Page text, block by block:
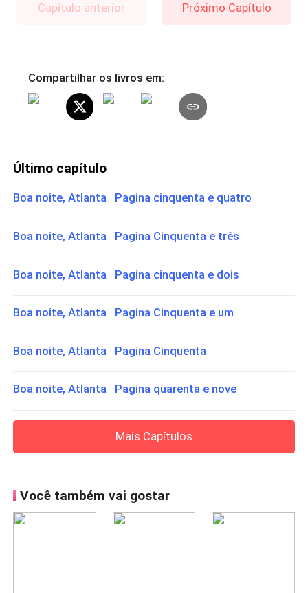
Capítulo anterior Próximo Capítulo
Compartilhar os livros em:
Último capítulo
Boa noite, Atlanta Pagina cinquenta e quatro
Boa noite, Atlanta Pagina Cinquenta e três
Boa noite, Atlanta Pagina cinquenta e dois
Boa noite, Atlanta Pagina Cinquenta e um
Boa noite, Atlanta Pagina Cinquenta
Boa noite, Atlanta Pagina quarenta e nove
Mais Capítulos
Você também vai gostar